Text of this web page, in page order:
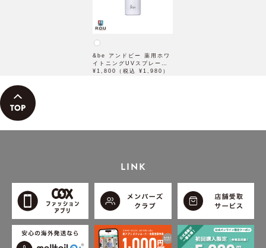
&be アンドビー 薬用ホワ
イトニングUVスプレー
60g【医薬部外品】
¥1,800（税込 ¥1,980）
LINK